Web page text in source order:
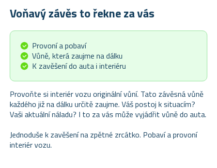
Voňavý závěs to řekne za vás
Provoní a pobaví
Vůně, která zaujme na dálku
K zavěšení do auta i interiéru
Provoňte si interiér vozu originální vůní. Tato závěsná vůně
každého již na dálku určitě zaujme. Váš postoj k situacím?
Vaši aktuální náladu? I to za vás může vyjádřit vůně do auta.
Jednoduše k zavěšení na zpětné zrcátko. Pobaví a provoní
interiér vozu.